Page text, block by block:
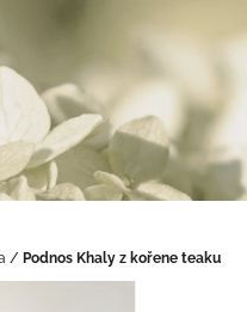
/ Podnos Khaly z kořene teaku